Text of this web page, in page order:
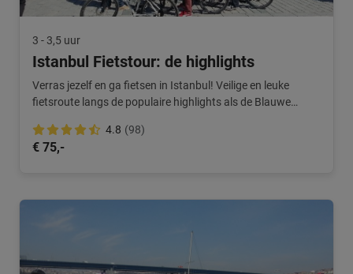
3 - 3,5 uur
Istanbul Fietstour: de highlights
Verras jezelf en ga fietsen in Istanbul! Veilige en leuke
fietsroute langs de populaire highlights als de Blauwe
4.8 (98)
€ 75,-